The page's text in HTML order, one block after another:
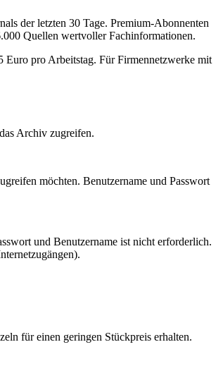
der letzten 30 Tage. Premium-Abonnenten
Quellen wertvoller Fachinformationen.
Euro pro Arbeitstag. Für Firmennetzwerke mit
Archiv zugreifen.
möchten. Benutzername und Passwort
und Benutzername ist nicht erforderlich.
für einen geringen Stückpreis erhalten.